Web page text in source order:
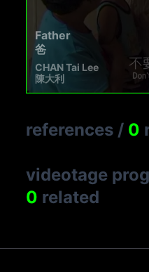
Father
爸
CHAN Tai Lee
陳大利
references / 0
videotage
0 related